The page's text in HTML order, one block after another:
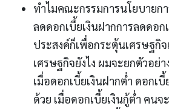
ทำไมคณะกรรมการนโยบายก
ลดดอกเบี้ยเงินฝากการลดดอก
ประสงค์ก็เพื่อกระตุ้นเศรษฐกิ
เศรษฐกิจยังไง ผมจะยกตัวอย่
เมื่อดอกเบี้ยเงินฝากต่ำ ดอกเบี้
ด้วย เมื่อดอกเบี้ยเงินกู้ต่ำ คนจ